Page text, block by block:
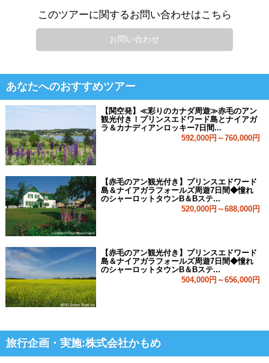
このツアーに関するお問い合わせはこちら
お問い合わせ
あなたへのおすすめツアー
【関空発】≪彩りのカナダ周遊≫赤毛のアン
観光付き！プリンスエドワード島とナイアガ
ラ＆カナディアンロッキー7日間...
592,000円～760,000円
【赤毛のアン観光付き】プリンスエドワード
島＆ナイアガラフォールズ周遊7日間◆憧れ
のシャーロットタウンB＆Bステ...
520,000円～688,000円
【赤毛のアン観光付き】プリンスエドワード
島＆ナイアガラフォールズ周遊7日間◆憧れ
のシャーロットタウンB＆Bステ...
504,000円～656,000円
旅行企画・実施:株式会社かもめ